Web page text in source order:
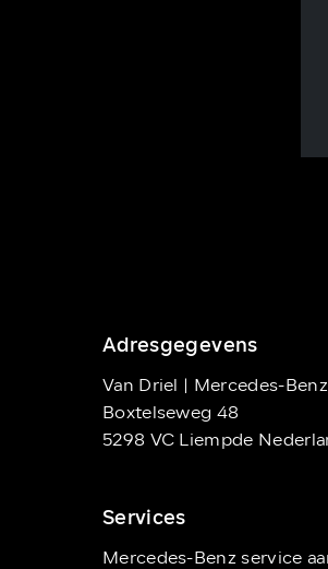
Adresgegevens
Van Driel | Mercedes-Benz
Boxtelseweg 48
5298 VC Liempde
Services
Mercedes-Benz service